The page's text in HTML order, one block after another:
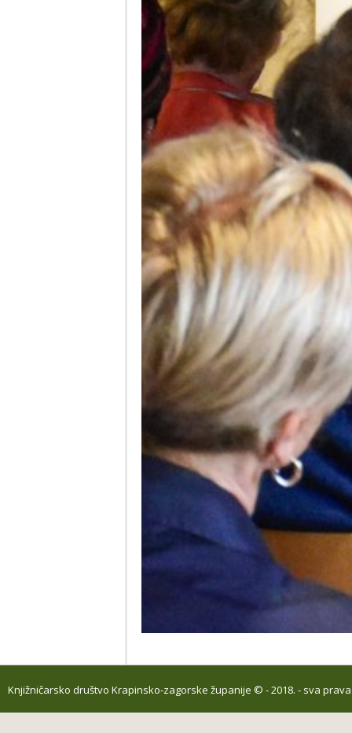
Knjižničarsko društvo Krapinsko-zagorske županije © - 2018. - sva